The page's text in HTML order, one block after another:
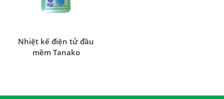
Nhiệt kế điện tử đầu
mềm Tanako